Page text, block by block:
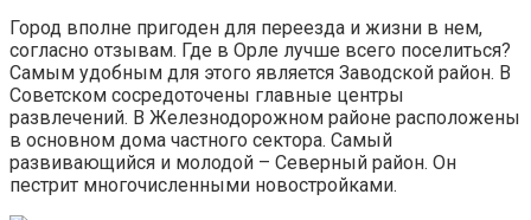
Город вполне пригоден для переезда и жизни в нем,
согласно отзывам. Где в Орле лучше всего поселиться?
Самым удобным для этого является Заводской район. В
Советском сосредоточены главные центры
развлечений. В Железнодорожном районе расположены
в основном дома частного сектора. Самый
развивающийся и молодой – Северный район. Он
пестрит многочисленными новостройками.